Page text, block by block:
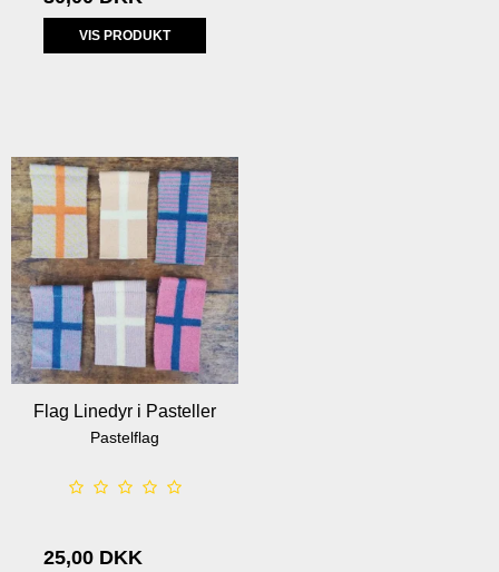
VIS PRODUKT
Flag Linedyr i Pasteller
Pastelflag
25,00 DKK